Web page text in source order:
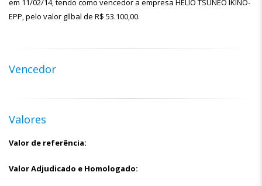
em 11/02/14, tendo como vencedor a empresa HÉLIO TSUNEO IKINO-
EPP, pelo valor gllbal de R$ 53.100,00.
Vencedor
Valores
Valor de referência:
Valor Adjudicado e Homologado: